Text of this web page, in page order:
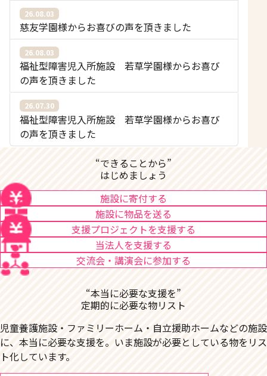
26.08.03
慈友学園様からお喜びの声を頂きました
26.08.03
福祉型障害児入所施設 若草学園様からお喜び
の声を頂きました
26.07.30
福祉型障害児入所施設 若草学園様からお喜び
の声を頂きました
“できることから”
はじめましょう
施設に寄付する
施設に物品を送る
支援プロジェクトを支援する
当法人を支援する
交流会・講演会に参加する
“本当に必要な支援を”
定期的に必要な物リスト
児童養護施設・ファミリーホーム・自立援助ホームなどの施設
に、本当に必要な支援を。いま施設が必要としている物をリス
ト化しています。